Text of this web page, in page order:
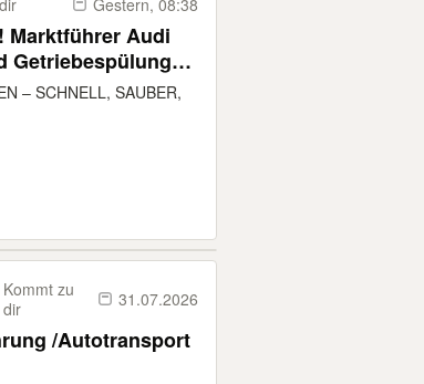
Gestern, 08:38
Marktführer Audi
Getriebespülung
– SCHNELL, SAUBER,
Kommt zu
dir
31.07.2026
/Autotransport